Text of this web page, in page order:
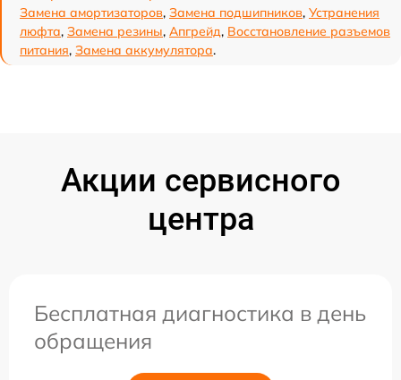
Замена амортизаторов, Замена подшипников, Устранения
люфта, Замена резины, Апгрейд, Восстановление разъемов
питания, Замена аккумулятора.
Акции сервисного
центра
Бесплатная диагностика в день
обращения